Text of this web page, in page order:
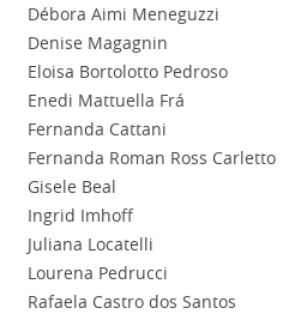
Débora Aimi Meneguzzi
Denise Magagnin
Eloisa Bortolotto Pedroso
Enedi Mattuella Frá
Fernanda Cattani
Fernanda Roman Ross Carletto
Gisele Beal
Ingrid Imhoff
Juliana Locatelli
Lourena Pedrucci
Rafaela Castro dos Santos